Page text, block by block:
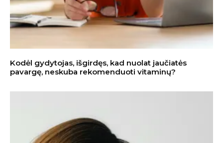
Kodėl gydytojas, išgirdęs, kad nuolat jaučiatės
pavargę, neskuba rekomenduoti vitaminų?